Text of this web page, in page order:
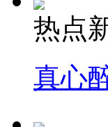
热点
真心